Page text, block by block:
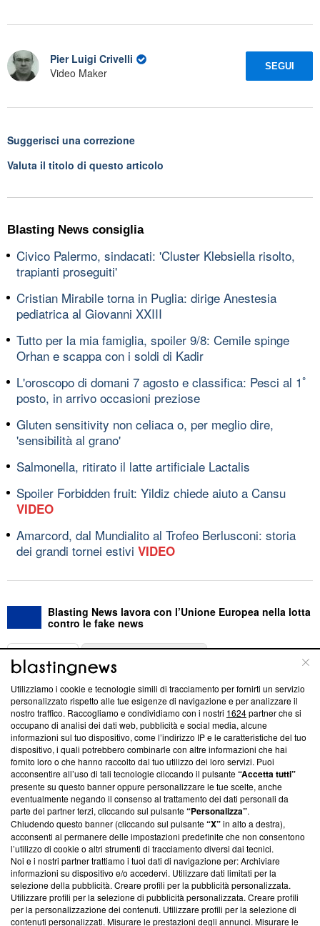
Pier Luigi Crivelli
Video Maker
SEGUI
Suggerisci una correzione
Valuta il titolo di questo articolo
Blasting News consiglia
Civico Palermo, sindacati: 'Cluster Klebsiella risolto,
trapianti proseguiti'
Cristian Mirabile torna in Puglia: dirige Anestesia
pediatrica al Giovanni XXIII
Tutto per la mia famiglia, spoiler 9/8: Cemile spinge
Orhan e scappa con i soldi di Kadir
L'oroscopo di domani 7 agosto e classifica: Pesci al 1ﾟ
posto, in arrivo occasioni preziose
Gluten sensitivity non celiaca o, per meglio dire,
'sensibilità al grano'
Salmonella, ritirato il latte artificiale Lactalis
Spoiler Forbidden fruit: Yildiz chiede aiuto a Cansu
VIDEO
Amarcord, dal Mundialito al Trofeo Berlusconi: storia
dei grandi tornei estivi VIDEO
Blasting News lavora con l’Unione Europea nella lotta
contro le fake news
ABOUT
Questa sezione offre informazioni trasparenti su Blasting
News, sui nostri processi editoriali e su come ci impegniamo a
creare news di qualità. Inoltre, afferma la nostra aderenza a
‘Trust Project - News with Integrity’Blasting News non è
ancora membro del programma, ma ha richiesto di farne
parte; Trust Project non ha ancora effettuato una verifica di
conformità agli standard.
Su di noi
Team editoriale
Corporate
Redazione
Informativa Privacy
Utilizziamo i cookie e tecnologie simili di tracciamento per fornirti un servizio
personalizzato rispetto alle tue esigenze di navigazione e per analizzare il
nostro traffico. Raccogliamo e condividiamo con i nostri 1624partner che si
occupano di analisi dei dati web, pubblicità e social media, alcune
informazioni sul tuo dispositivo, come l’indirizzo IP e le caratteristiche del tuo
dispositivo, i quali potrebbero combinarle con altre informazioni che hai
fornito loro o che hanno raccolto dal tuo utilizzo dei loro servizi. Puoi
acconsentire all’uso di tali tecnologie cliccando il pulsante“Accetta tutti”
presente su questo banner oppure personalizzare le tue scelte, anche
eventualmente negando il consenso al trattamento dei dati personali da
parte dei partner terzi, cliccando sul pulsante“Personalizza”.
Chiudendo questo banner (cliccando sul pulsante“X”in alto a destra),
acconsenti al permanere delle impostazioni predefinite che non consentono
l’utilizzo di cookie o altri strumenti di tracciamento diversi dai tecnici.
Noi e i nostri partner trattiamo i tuoi dati di navigazione per: Archiviare
informazioni su dispositivo e/o accedervi. Utilizzare dati limitati per la
selezione della pubblicità. Creare profili per la pubblicità personalizzata.
Utilizzare profili per la selezione di pubblicità personalizzata. Creare profili
per la personalizzazione dei contenuti. Utilizzare profili per la selezione di
contenuti personalizzati. Misurare le prestazioni degli annunci. Misurare le